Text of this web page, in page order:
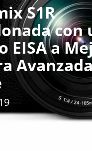
S1R
con
EISA a